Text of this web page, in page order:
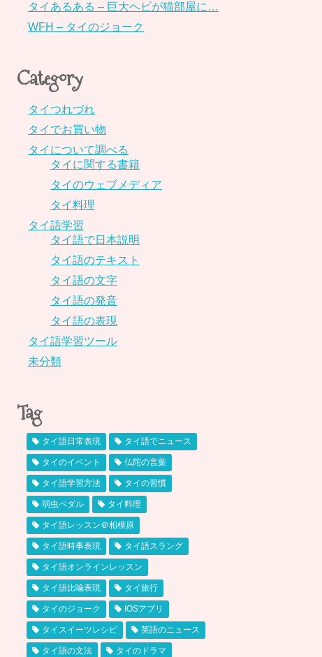
タイあるある – 巨大ヘビが猫部屋に…
WFH – タイのジョーク
Category
タイつれづれ
タイでお買い物
タイについて調べる
タイに関する書籍
タイのウェブメディア
タイ料理
タイ語学習
タイ語で日本説明
タイ語のテキスト
タイ語の文字
タイ語の発音
タイ語の表現
タイ語学習ツール
未分類
Tag
タイ語日常表現 タイ語でニュース
タイのイベント 仏陀の言葉
タイ語学習方法 タイの習慣
弱虫ペダル タイ料理
タイ語レッスン＠相模原
タイ語時事表現 タイ語スラング
タイ語オンラインレッスン
タイ語比喩表現 タイ旅行
タイのジョーク IOSアプリ
タイスイーツレシピ 英語のニュース
タイ語の文法 タイのドラマ